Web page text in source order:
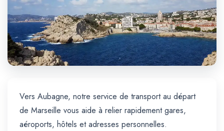
Vers Aubagne, notre service de transport au départ
de Marseille vous aide à relier rapidement gares,
aéroports, hôtels et adresses personnelles.